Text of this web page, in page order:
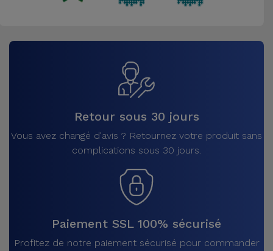
Retour sous 30 jours
Vous avez changé d'avis ? Retournez votre produit sans
complications sous 30 jours.
Paiement SSL 100% sécurisé
Profitez de notre paiement sécurisé pour commander